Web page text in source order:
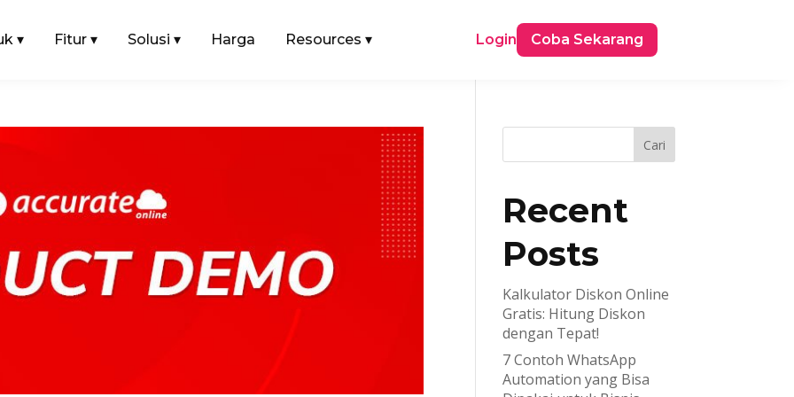
▾ Fitur ▾ Solusi ▾ Harga Resources ▾ Login Coba Sekarang
Cari
Recent
Posts
Kalkulator Diskon Online
Gratis: Hitung Diskon
dengan Tepat!
7 Contoh WhatsApp
Automation yang Bisa